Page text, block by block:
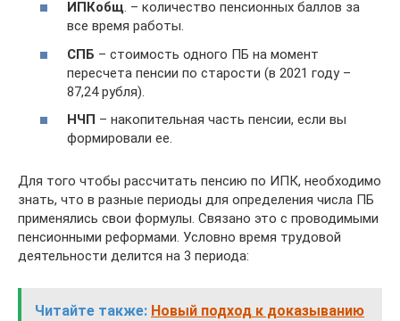
ИПКобщ. – количество пенсионных баллов за
все время работы.
СПБ – стоимость одного ПБ на момент
пересчета пенсии по старости (в 2021 году –
87,24 рубля).
НЧП – накопительная часть пенсии, если вы
формировали ее.
Для того чтобы рассчитать пенсию по ИПК, необходимо
знать, что в разные периоды для определения числа ПБ
применялись свои формулы. Связано это с проводимыми
пенсионными реформами. Условно время трудовой
деятельности делится на 3 периода:
Читайте также: Новый подход к доказыванию